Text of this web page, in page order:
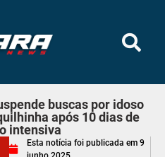
buscas por idoso
após 10 dias de
intensiva
Esta notícia foi publicada em 9